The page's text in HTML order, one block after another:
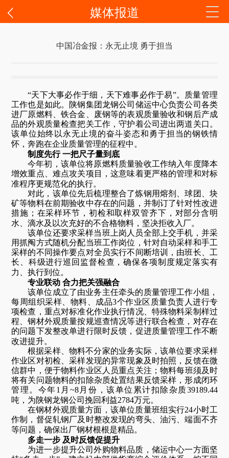
媒体报道
中国冶金报：永无止境 勇于担当
“天下大事必作于细，天下难事必作于易”。质量管理
工作也是如此。陕钢集团龙钢公司储运中心负责公司各类
进厂原燃料、铁合金、废钢等的表观质量验收和钢后产成
品的外观质量检查把关工作，守护着公司进出两道关口。
该单位始终以永无止境的奋斗姿态和勇于担当的钢铁情
怀，奔跑在企业质量管理的征程中。
制度先行 一把尺子量到底
今年初，该单位将原燃料质量验收工作纳入年度降本
增效重点、难点攻关项目，这意味着更严格的管理和对标
准程序更规范化的执行。
对此，该单位先后梳理整合了炼钢用熔剂、球团、块
矿等物料在前期验收中存在的问题，并制订了针对性改进
措施；在采样环节，初检和取样双管齐下，对部分含明
水、滴水及以次充好的不合格物料，坚决拒收入厂。
该单位还要求采样当班上岗人员全部上交手机，并采
用抓阄方式随机分配当班工作岗位，针对自动采样和手工
采样的不同操作要点对全员实行不间断培训，由班长、工
长、科级进行巡回监督检查，确保各项制度规定落实有
力、执行到位。
专业联动 合力把关强融合
该单位成立了由业务主任牵头的质量管理工作小组，
每周组织采样、物料、成品3个作业区质量负责人进行专
项检查，重点对标准化作业执行情况、特殊物料采制样过
程、钢材外观质量按规巡查情况等进行联合检查，对存在
的问题下发整改单进行限时反馈，促进质量管理工作不断
改进提升。
根据采样、物料不分家的业务实际，该单位要求采样
作业区对初检、采样发现的异常现象及时拍照，反馈在微
信群中，便于物料作业区人员重点关注；物料每班须及时
将有关问题物料的扣除杂质处置结果反馈采样，形成闭环
管理。今年1 月 ~8月份，该单位累计扣除杂质39189.44
吨，为陕钢龙钢公司挽回利益2784万元。
在钢材外观质量方面，该单位质量班组实行24小时工
作制，督促轧钢厂及时整改发现的弯头、油污、端面不齐
等问题，确保出厂钢材根根是精品。
多走一步 及时反馈促提升
为进一步提升公司外购物料品质，储运中心一方面坚